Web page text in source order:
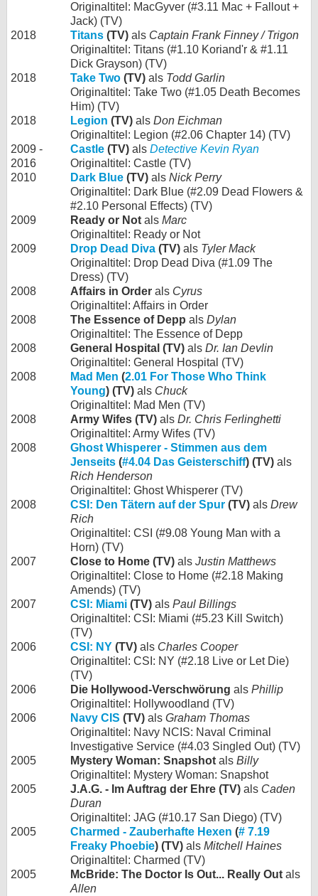
Originaltitel: MacGyver (#3.11 Mac + Fallout +
Jack) (TV)
2018
Titans (TV) als Captain Frank Finney / Trigon
Originaltitel: Titans (#1.10 Koriand'r & #1.11
Dick Grayson) (TV)
2018
Take Two (TV) als Todd Garlin
Originaltitel: Take Two (#1.05 Death Becomes
Him) (TV)
2018
Legion (TV) als Don Eichman
Originaltitel: Legion (#2.06 Chapter 14) (TV)
2009 -
2016
Castle (TV) als Detective Kevin Ryan
Originaltitel: Castle (TV)
2010
Dark Blue (TV) als Nick Perry
Originaltitel: Dark Blue (#2.09 Dead Flowers &
#2.10 Personal Effects) (TV)
2009
Ready or Not als Marc
Originaltitel: Ready or Not
2009
Drop Dead Diva (TV) als Tyler Mack
Originaltitel: Drop Dead Diva (#1.09 The
Dress) (TV)
2008
Affairs in Order als Cyrus
Originaltitel: Affairs in Order
2008
The Essence of Depp als Dylan
Originaltitel: The Essence of Depp
2008
General Hospital (TV) als Dr. Ian Devlin
Originaltitel: General Hospital (TV)
2008
Mad Men (2.01 For Those Who Think
Young) (TV) als Chuck
Originaltitel: Mad Men (TV)
2008
Army Wifes (TV) als Dr. Chris Ferlinghetti
Originaltitel: Army Wifes (TV)
2008
Ghost Whisperer - Stimmen aus dem
Jenseits (#4.04 Das Geisterschiff) (TV) als
Rich Henderson
Originaltitel: Ghost Whisperer (TV)
2008
CSI: Den Tätern auf der Spur (TV) als Drew
Rich
Originaltitel: CSI (#9.08 Young Man with a
Horn) (TV)
2007
Close to Home (TV) als Justin Matthews
Originaltitel: Close to Home (#2.18 Making
Amends) (TV)
2007
CSI: Miami (TV) als Paul Billings
Originaltitel: CSI: Miami (#5.23 Kill Switch)
(TV)
2006
CSI: NY (TV) als Charles Cooper
Originaltitel: CSI: NY (#2.18 Live or Let Die)
(TV)
2006
Die Hollywood-Verschwörung als Phillip
Originaltitel: Hollywoodland (TV)
2006
Navy CIS (TV) als Graham Thomas
Originaltitel: Navy NCIS: Naval Criminal
Investigative Service (#4.03 Singled Out) (TV)
2005
Mystery Woman: Snapshot als Billy
Originaltitel: Mystery Woman: Snapshot
2005
J.A.G. - Im Auftrag der Ehre (TV) als Caden
Duran
Originaltitel: JAG (#10.17 San Diego) (TV)
2005
Charmed - Zauberhafte Hexen (# 7.19
Freaky Phoebie) (TV) als Mitchell Haines
Originaltitel: Charmed (TV)
2005
McBride: The Doctor Is Out... Really Out als
Allen